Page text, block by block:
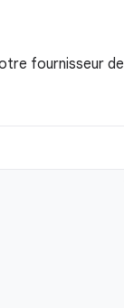
fournisseur de